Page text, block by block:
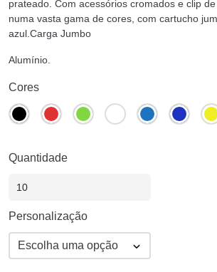
prateado. Com acessórios cromados e clip
numa vasta gama de cores, com cartucho
azul.Carga Jumbo
Alumínio.
Cores
Quantidade
Personalização